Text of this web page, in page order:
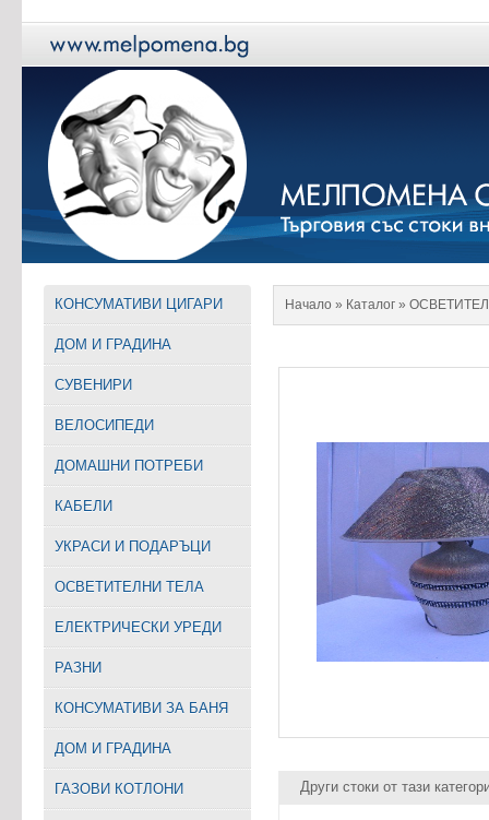
КОНСУМАТИВИ ЦИГАРИ
ДОМ И ГРАДИНА
СУВЕНИРИ
ВЕЛОСИПЕДИ
ДОМАШНИ ПОТРЕБИ
КАБЕЛИ
УКРАСИ И ПОДАРЪЦИ
ОСВЕТИТЕЛНИ ТЕЛА
EЛЕКТРИЧЕСКИ УРЕДИ
РАЗНИ
КОНСУМАТИВИ ЗА БАНЯ
ДОМ И ГРАДИНА
ГАЗОВИ КОТЛОНИ
Начало » Каталог »
Други стоки от тази